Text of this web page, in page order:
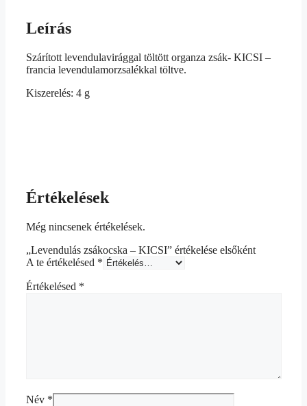
Leírás
Szárított levendulavirággal töltött organza zsák- KICSI –
francia levendulamorzsalékkal töltve.
Kiszerelés: 4 g
Értékelések
Még nincsenek értékelések.
„Levendulás zsákocska – KICSI” értékelése elsőként
A te értékelésed *
Értékelésed *
Név *